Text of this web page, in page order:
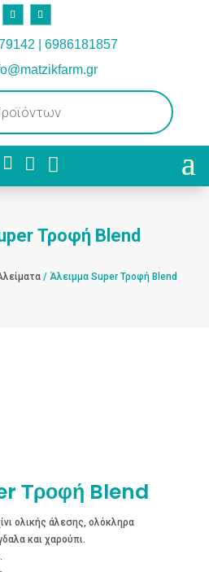
| 6986181857
  
Τροφή Blend
/ Άλειμμα Super Τροφή Blend
Τροφή Blend
ολικής άλεσης, ολόκληρα
και χαρούπι.